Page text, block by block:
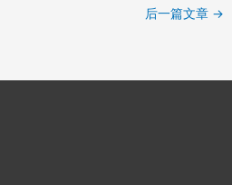
后一篇文章 →